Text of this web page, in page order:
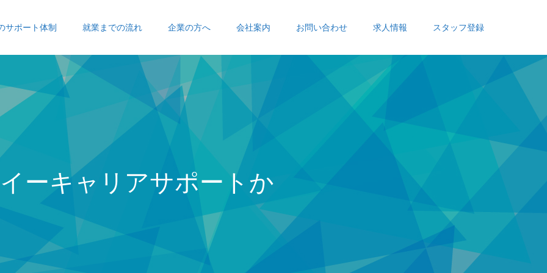
サポート体制 就業までの流れ 企業の方へ 会社案内 お問い合わせ 求人情報 スタッフ登録
キャリアサポートからの